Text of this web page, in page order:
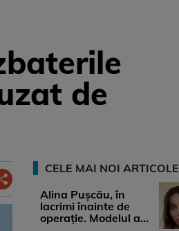
de
CELE MAI NOI ARTICOLE
Alina Pușcău, în
lacrimi înainte de
operație. Modelul a